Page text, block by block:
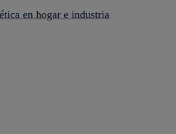
en hogar e industria